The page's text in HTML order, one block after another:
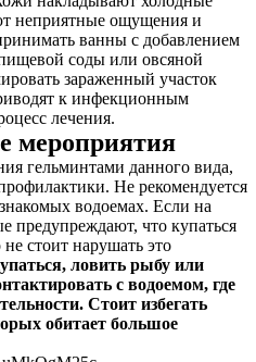
неприятные ощущения и
ванны с добавлением
соды или овсяной
зараженный участок
к инфекционным
лечения.
мероприятия
гельминтами данного вида,
Не рекомендуется
водоемах. Если на
предупреждают, что купаться
стоит нарушать это
ловить рыбу или
с водоемом, где
Стоит избегать
обитает большое